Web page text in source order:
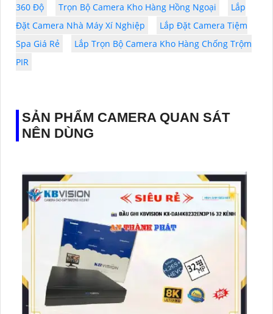
360 Độ
Trọn Bộ Camera Kho Hàng Hồng Ngoại
Lắp
Đặt Camera Nhà Máy Xí Nghiệp
Lắp Đặt Camera Tiệm
Spa Giá Rẻ
Lắp Trọn Bộ Camera Kho Hàng Chống Trộm
PIR
SẢN PHẨM CAMERA QUAN SÁT
NÊN DÙNG